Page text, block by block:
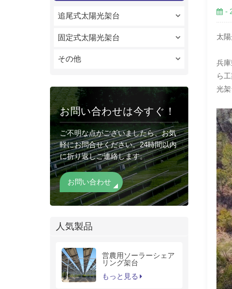
追尾式太陽光架台
固定式太陽光架台
その他
お問い合わせは今すぐ！
ご不明な点がございましたら、お気
軽にお問合せください。24時間以内
に折り返しご連絡します。
お問い合わせ
人気製品
営農用ソーラーシェア
リング架台
もっと見る
-
太
兵
ら
光